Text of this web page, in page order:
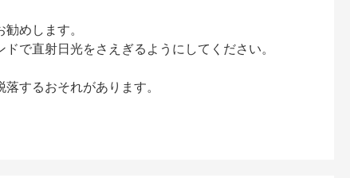
めします。
で直射日光をさえぎるようにしてください。
するおそれがあります。